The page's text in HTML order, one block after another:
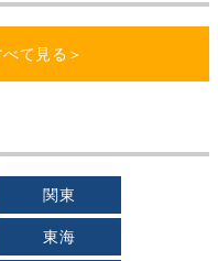
て見る＞
関東
東海